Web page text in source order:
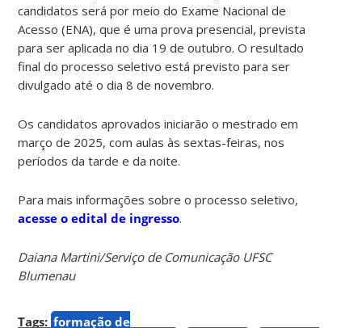
candidatos será por meio do Exame Nacional de
Acesso (ENA), que é uma prova presencial, prevista
para ser aplicada no dia 19 de outubro. O resultado
final do processo seletivo está previsto para ser
divulgado até o dia 8 de novembro.
Os candidatos aprovados iniciarão o mestrado em
março de 2025, com aulas às sextas-feiras, nos
períodos da tarde e da noite.
Para mais informações sobre o processo seletivo,
acesse o edital de ingresso.
Daiana Martini/Serviço de Comunicação UFSC
Blumenau
Tags: formação de